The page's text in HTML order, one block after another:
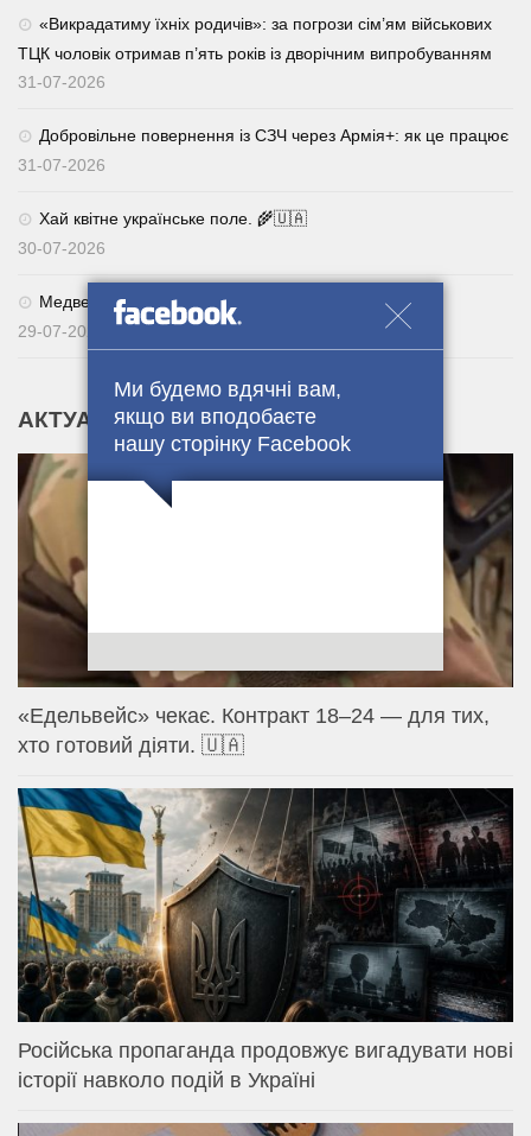
Ми будемо вдячні вам,
якщо ви вподобаєте
нашу сторінку Facebook
«Викрадатиму їхніх родичів»: за погрози сім’ям військових
ТЦК чоловік отримав п’ять років із дворічним випробуванням
31-07-2026
Добровільне повернення із СЗЧ через Армія+: як це працює
31-07-2026
Хай квітне українське поле. 🌾🇺🇦
30-07-2026
Медведчуку оголосили нову підозру
29-07-2026
АКТУАЛЬНІ НОВИНИ
«Едельвейс» чекає. Контракт 18–24 — для тих,
хто готовий діяти. 🇺🇦
Російська пропаганда продовжує вигадувати нові
історії навколо подій в Україні